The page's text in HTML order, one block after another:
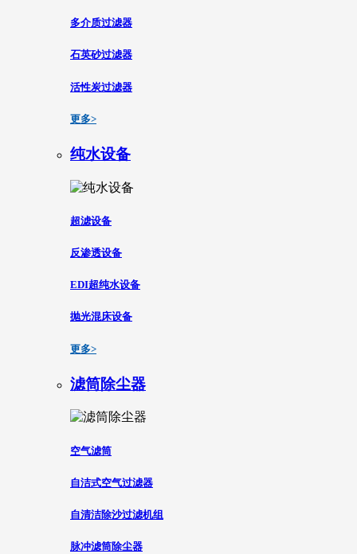
多介质过滤器
石英砂过滤器
活性炭过滤器
更多>
纯水设备
超滤设备
反渗透设备
EDI超纯水设备
抛光混床设备
更多>
滤筒除尘器
空气滤筒
自洁式空气过滤器
自清洁除沙过滤机组
脉冲滤筒除尘器